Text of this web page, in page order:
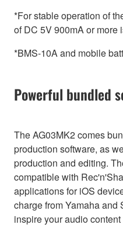
*For stable operation of
of DC 5V 900mA or more
*BMS-10A and mobile
Powerful bundled
The AG03MK2 comes
production software, as
production and editing.
compatible with
applications for iOS
charge from Yamaha and
inspire your audio